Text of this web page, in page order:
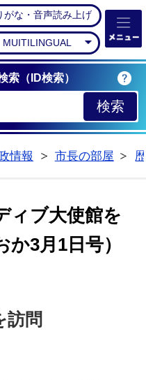
石岡市公式ホームペー
がな・音声読み上げ
MUITILINGUAL
索（ID検索）
情報
市長の部屋
ブ大使館を
3月1日号）
訪問